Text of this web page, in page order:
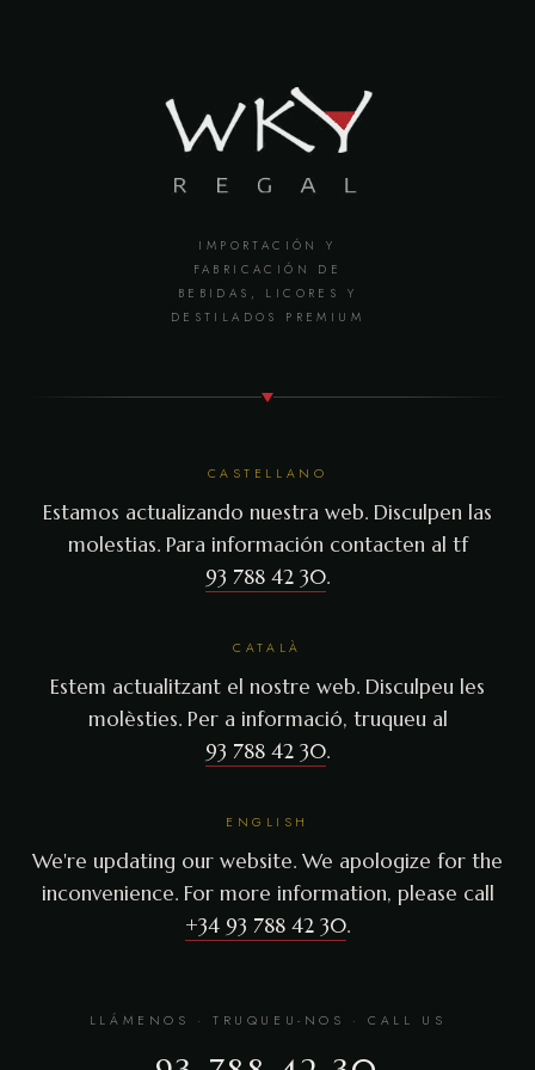
IMPORTACIÓN Y
FABRICACIÓN DE
BEBIDAS, LICORES Y
DESTILADOS PREMIUM
CASTELLANO
Estamos actualizando nuestra web. Disculpen las
molestias. Para información contacten al tf
93 788 42 30.
CATALÀ
Estem actualitzant el nostre web. Disculpeu les
molèsties. Per a informació, truqueu al
93 788 42 30.
ENGLISH
We're updating our website. We apologize for the
inconvenience. For more information, please call
+34 93 788 42 30.
LLÁMENOS · TRUQUEU-NOS · CALL US